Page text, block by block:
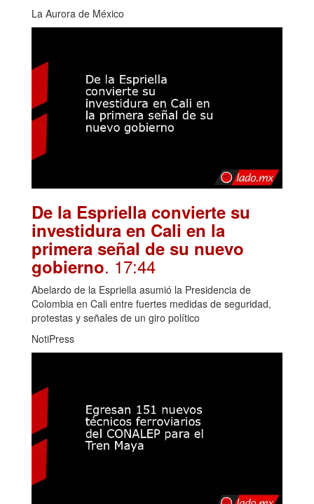
La Aurora de México
De la Espriella convierte su
investidura en Cali en la
primera señal de su nuevo
gobierno. 17:44
Abelardo de la Espriella asumió la Presidencia de
Colombia en Cali entre fuertes medidas de seguridad,
protestas y señales de un giro político
NotiPress